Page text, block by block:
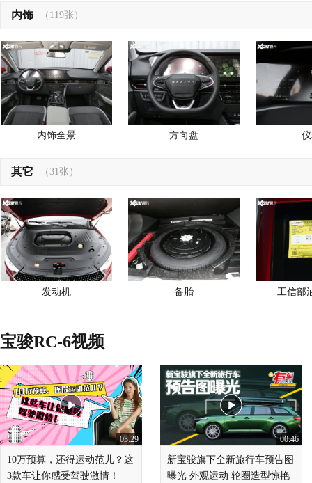
内饰 （119张）
内饰全景 方向盘
其它 （31张）
发动机 备胎 工信部
宝骏RC-6视频
03:29
10万预算，还得运动范儿？这
3款车让你感受驾驶激情！
00:46
新宝骏旗下全新旅行车预告图
曝光 外观运动 轮圈造型惊艳